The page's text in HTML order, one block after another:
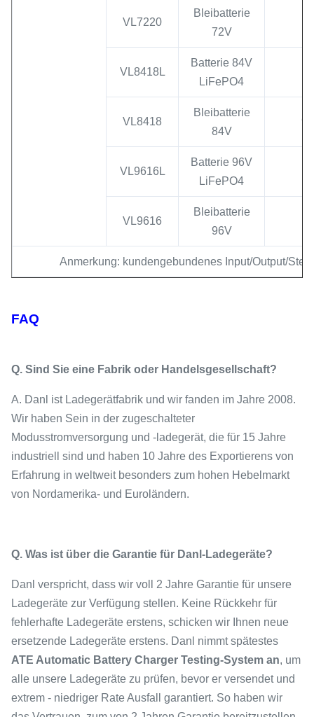
VL7220
Bleibatterie
72V
VL8418L
Batterie 84V
LiFePO4
VL8418
Bleibatterie
84V
VL9616L
Batterie 96V
LiFePO4
VL9616
Bleibatterie
96V
Anmerkung: kundengebundenes Input/Output/
FAQ
Q. Sind Sie eine Fabrik oder Handelsgesellschaft?
A. Danl ist Ladegerätfabrik und wir fanden im Jahre 2008.
Wir haben Sein in der zugeschalteter
Modusstromversorgung und -ladegerät, die für 15 Jahre
industriell sind und haben 10 Jahre des Exportierens von
Erfahrung in weltweit besonders zum hohen Hebelmarkt
von Nordamerika- und Euroländern.
Q. Was ist über die Garantie für Danl-Ladegeräte?
Danl verspricht, dass wir voll 2 Jahre Garantie für unsere
Ladegeräte zur Verfügung stellen. Keine Rückkehr für
fehlerhafte Ladegeräte erstens, schicken wir Ihnen neue
ersetzende Ladegeräte erstens. Danl nimmt spätestes
ATE Automatic Battery Charger Testing-System an, um
alle unsere Ladegeräte zu prüfen, bevor er versendet und
extrem - niedriger Rate Ausfall garantiert. So haben wir